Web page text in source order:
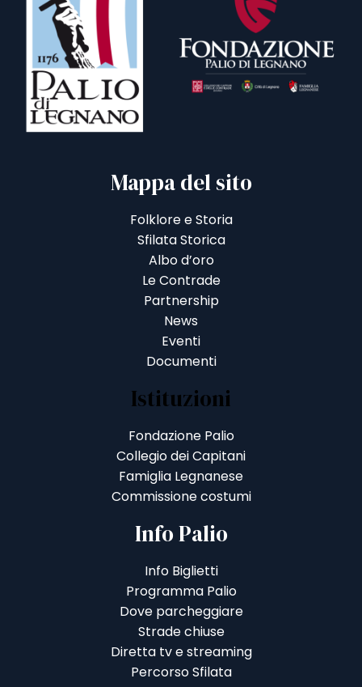
Mappa del sito
Folklore e Storia
Sfilata Storica
Albo d’oro
Le Contrade
Partnership
News
Eventi
Documenti
Istituzioni
Fondazione Palio
Collegio dei Capitani
Famiglia Legnanese
Commissione costumi
Info Palio
Info Biglietti
Programma Palio
Dove parcheggiare
Strade chiuse
Diretta tv e streaming
Percorso Sfilata